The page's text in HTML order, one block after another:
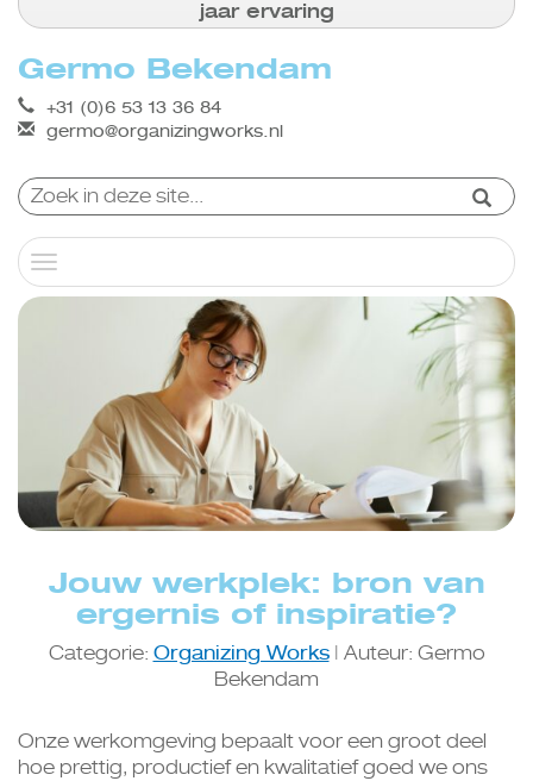
jaar ervaring
Germo Bekendam
+31 (0)6 53 13 36 84
germo@organizingworks.nl
Zoeken:
navigation
Jouw werkplek: bron van
ergernis of inspiratie?
Categorie: Organizing Works| Auteur: Germo
Bekendam
Onze werkomgeving bepaalt voor een groot deel
hoe prettig, productief en kwalitatief goed we ons